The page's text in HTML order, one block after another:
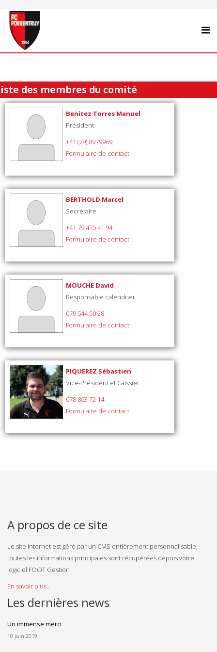
des membres du comité
Benitez Torres Manuel
Président
+41 (79) 8979969
Formulaire de contact
BERTHOLD Marcel
Secrétaire
+41 79 475 41 94
Formulaire de contact
MOUCHE David
Responsable calendrier
079 544 50 28
Formulaire de contact
PIQUEREZ Sébastien
Vice-Président et Caissier
078 863 72 14
Formulaire de contact
A propos de ce site
Le site internet est géré par un CMS entièrement personnalisable,
toutes les informations principales sont récupérées depuis votre
logiciel FOOT Gestion
En savoir plus...
Les dernières news
Un immense merci
10 juin 2019